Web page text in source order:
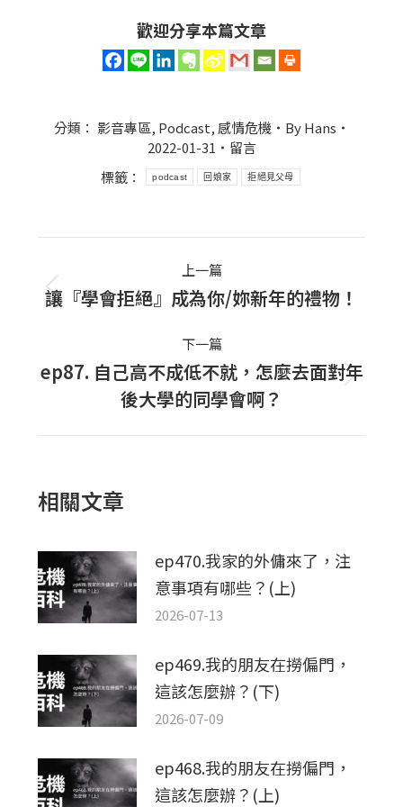
歡迎分享本篇文章
分類： 影音專區, Podcast,感情危機 ByHans
2022-01-31
留言
標籤：
podcast 回娘家 拒絕見父母
navigation
上一篇
上
篇
文
章：
讓『學會拒絕』成為你/妳新年的禮物！
下一篇
下
一
篇
ep87. 自己高不成低不就，怎麼去面對年
後大學的同學會啊？
相關文章
ep470.我家的外傭來了，注
意事項有哪些？(上)
2026-07-13
ep469.我的朋友在撈偏門，
這該怎麼辦？(下)
2026-07-09
ep468.我的朋友在撈偏門，
這該怎麼辦？(上)